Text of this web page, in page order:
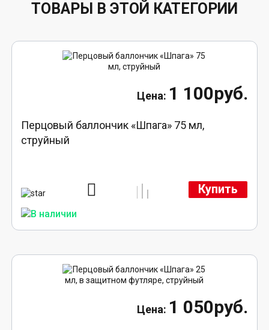
ТОВАРЫ В ЭТОЙ КАТЕГОРИИ
1 100руб.
Перцовый баллончик «Шпага» 75 мл,
струйный
Купить
1 050руб.